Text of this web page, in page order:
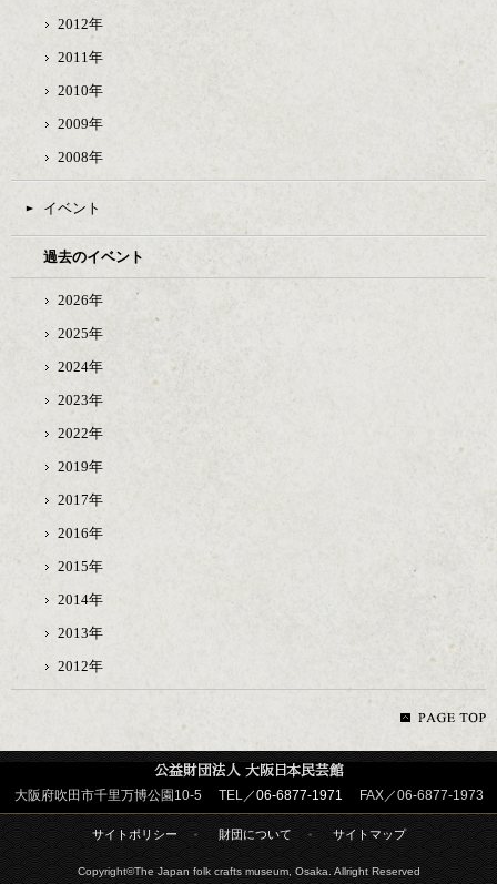
2012年
2011年
2010年
2009年
2008年
イベント
過去のイベント
2026年
2025年
2024年
2023年
2022年
2019年
2017年
2016年
2015年
2014年
2013年
2012年
大阪府吹田市千里万博公園10-5 TEL／06-6877-1971 FAX／06-6877-1973
サイトポリシー 財団について サイトマップ
Copyright©The Japan folk crafts museum, Osaka. Allright Reserved